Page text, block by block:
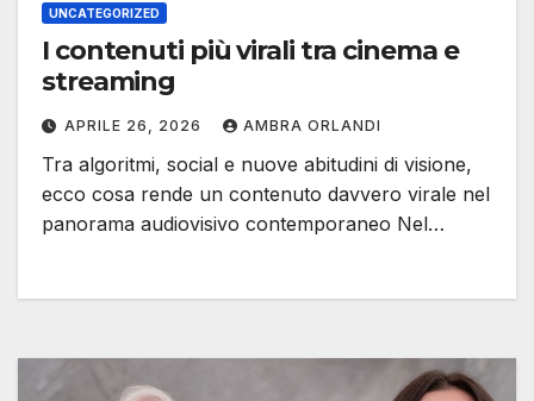
UNCATEGORIZED
I contenuti più virali tra cinema e
streaming
APRILE 26, 2026 AMBRA ORLANDI
Tra algoritmi, social e nuove abitudini di visione,
ecco cosa rende un contenuto davvero virale nel
panorama audiovisivo contemporaneo Nel…